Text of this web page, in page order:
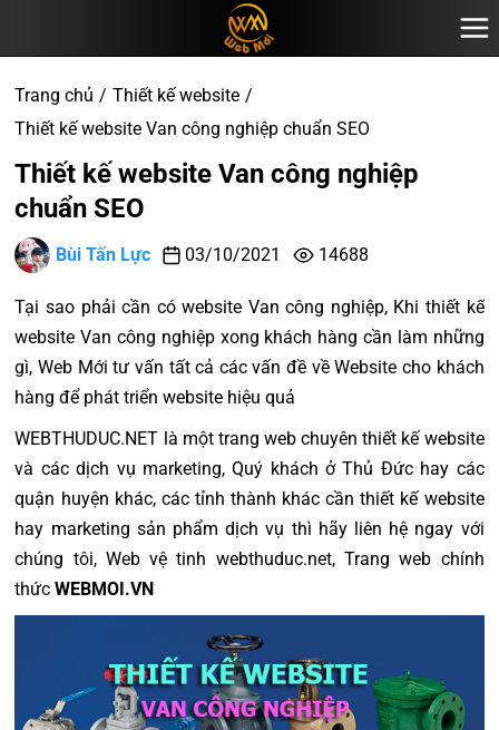
Trang chủ
Thiết kế website
Thiết kế website Van công nghiệp chuẩn SEO
Thiết kế website Van công nghiệp
chuẩn SEO
Bùi Tấn Lực 03/10/2021 14688
Tại sao phải cần có website Van công nghiệp, Khi thiết kế
website Van công nghiệp xong khách hàng cần làm những
gì, Web Mới tư vấn tất cả các vấn đề về Website cho khách
hàng để phát triển website hiệu quả
WEBTHUDUC.NET là một trang web chuyên thiết kế website
và các dịch vụ marketing, Quý khách ở Thủ Đức hay các
quận huyện khác, các tỉnh thành khác cần thiết kế website
hay marketing sản phẩm dịch vụ thì hãy liên hệ ngay với
chúng tôi, Web vệ tinh webthuduc.net, Trang web chính
thứcWEBMOI.VN